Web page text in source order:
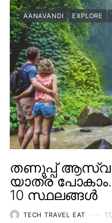
AANAVANDI EXPLORE
തണുപ്പ്
യാത്ര
10 സ്ഥലങ്ങൾ
TECH TRAVEL EAT